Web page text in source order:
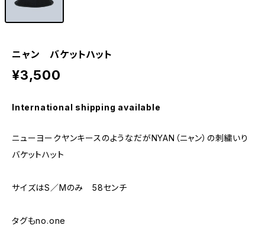
ニャン バケットハット
¥3,500
International shipping available
ニューヨークヤンキースのようなだがNYAN（ニャン）の刺繍いり
バケットハット
サイズはS／Mのみ 58センチ
タグもno.one